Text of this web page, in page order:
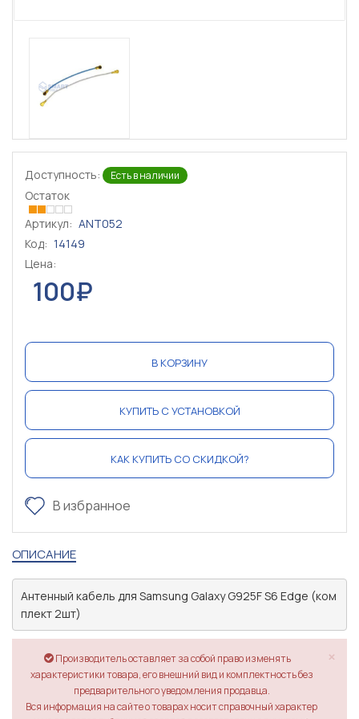
Доступность: Есть в наличии
Остаток
Артикул: ANT052
Код: 14149
Цена:
100₽
В КОРЗИНУ
КУПИТЬ С УСТАНОВКОЙ
КАК КУПИТЬ СО СКИДКОЙ?
В избранное
ОПИСАНИЕ
Антенный кабель для Samsung Galaxy G925F S6 Edge (ком
плект 2шт)
×
Производитель оставляет за собой право изменять
характеристики товара, его внешний вид и комплектность без
предварительного уведомления продавца.
Вся информация на сайте о товарах носит справочный характер